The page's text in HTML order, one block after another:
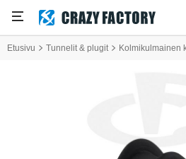
Etusivu Tunnelit & plugit Kolmikulmainen